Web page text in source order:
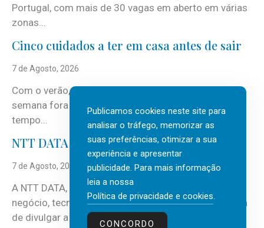
Portugal, com mais de 30 vagas em aberto em várias
zonas...
Cinco cuidados a ter em casa antes de sair
7 de Agosto, 2026
Com o verão, chegam também as férias, os fins-de-
semana fora e os dias em que a casa fica mais
tempo...
NTT DATA Insurtech Global Outlook 2026
7 de Agosto, 2026
A NTT DATA, consultora global em serviços de
negócio, tecnologia e inteligência artificial (IA), acaba
de divulgar a mais recente...
Publicamos cookies neste site para
analisar o tráfego, memorizar as
suas preferências, otimizar a sua
experiência e apresentar
publicidade. Para mais informação
leia a nossa
Política de privacidade e cookies.
CONCORDO